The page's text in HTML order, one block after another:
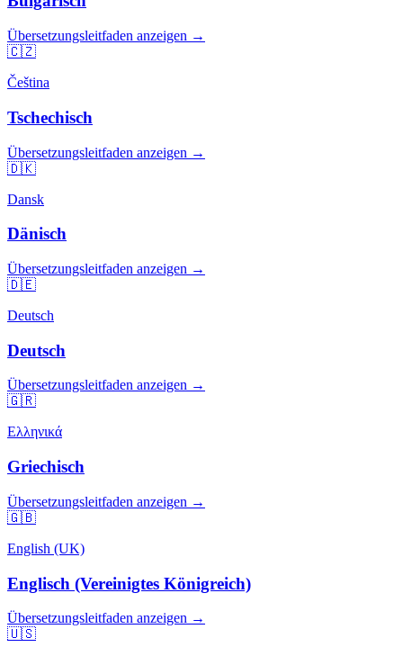
Übersetzungsleitfaden anzeigen →
🇨🇿
Čeština
Tschechisch
Übersetzungsleitfaden anzeigen →
🇩🇰
Dansk
Dänisch
Übersetzungsleitfaden anzeigen →
🇩🇪
Deutsch
Deutsch
Übersetzungsleitfaden anzeigen →
🇬🇷
Ελληνικά
Griechisch
Übersetzungsleitfaden anzeigen →
🇬🇧
English (UK)
Englisch (Vereinigtes Königreich)
Übersetzungsleitfaden anzeigen →
🇺🇸